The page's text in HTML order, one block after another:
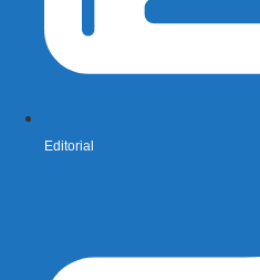
Editorial